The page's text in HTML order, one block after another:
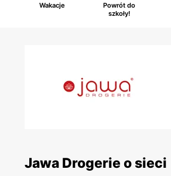
Wakacje
Powrót do
szkoły!
Jawa Drogerie o sieci